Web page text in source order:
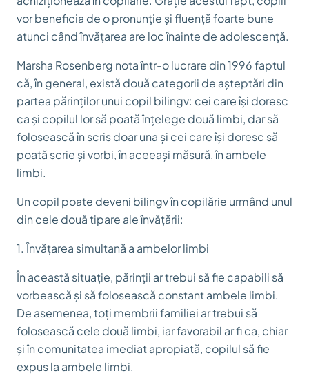
vor beneficia de o pronunție și fluență foarte bune
atunci când învățarea are loc înainte de adolescență.
Marsha Rosenberg nota într-o lucrare din 1996 faptul
că, în general, există două categorii de așteptări din
partea părinților unui copil bilingv: cei care își doresc
ca și copilul lor să poată înțelege două limbi, dar să
folosească în scris doar una și cei care își doresc să
poată scrie și vorbi, în aceeași măsură, în ambele
limbi.
Un copil poate deveni bilingv în copilărie urmând unul
din cele două tipare ale învățării:
1. Învățarea simultană a ambelor limbi
În această situație, părinții ar trebui să fie capabili să
vorbească și să folosească constant ambele limbi.
De asemenea, toți membrii familiei ar trebui să
folosească cele două limbi, iar favorabil ar fi ca, chiar
și în comunitatea imediat apropiată, copilul să fie
expus la ambele limbi.